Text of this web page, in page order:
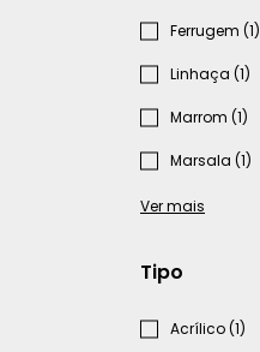
Ferrugem (1)
Linhaça (1)
Marrom (1)
Marsala (1)
Ver mais
Tipo
Acrílico (1)